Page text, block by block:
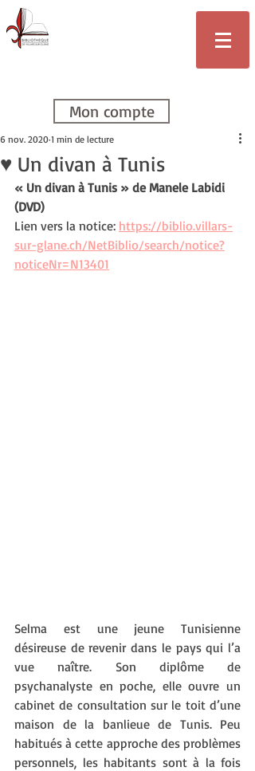
Mon compte
♥ Un divan à Tunis
6 nov. 2020 1 min de lecture
« Un divan à Tunis » de Manele Labidi
(DVD)
Lien vers la notice: https://biblio.villars-
sur-glane.ch/NetBiblio/search/notice?
noticeNr=N13401
Selma est une jeune Tunisienne
désireuse de revenir dans le pays qui l’a
vue naître. Son diplôme de
psychanalyste en poche, elle ouvre un
cabinet de consultation sur le toit d’une
maison de la banlieue de Tunis. Peu
habitués à cette approche des problèmes
personnels, les habitants sont à la fois